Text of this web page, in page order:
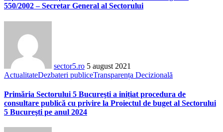
550/2002 – Secretar General al Sectorului
sector5.ro 5 august 2021
ActualitateDezbateri publiceTransparența Decizională
Primăria Sectorului 5 Bucureşti a inițiat procedura de
consultare publică cu privire la Proiectul de buget al Sectorului
5 Bucureşti pe anul 2024